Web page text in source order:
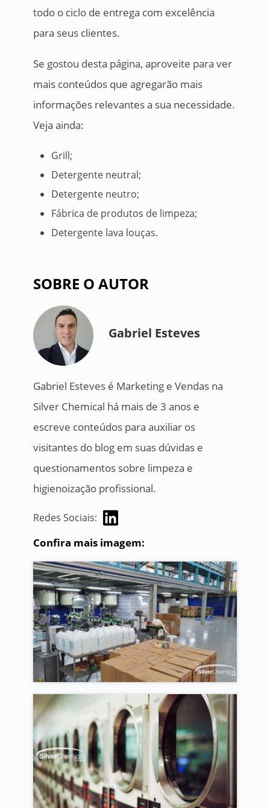
todo o ciclo de entrega com excelência
para seus clientes.
Se gostou desta página, aproveite para ver
mais conteúdos que agregarão mais
informações relevantes a sua necessidade.
Veja ainda:
Grill;
Detergente neutral;
Detergente neutro;
Fábrica de produtos de limpeza;
Detergente lava louças.
SOBRE O AUTOR
Gabriel Esteves
Gabriel Esteves é Marketing e Vendas na
Silver Chemical há mais de 3 anos e
escreve conteúdos para auxiliar os
visitantes do blog em suas dúvidas e
questionamentos sobre limpeza e
higienoização profissional.
Redes Sociais:
Confira mais imagem: